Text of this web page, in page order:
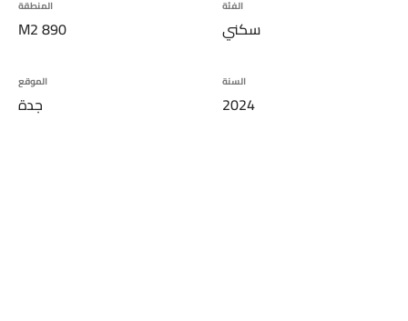
الفئة
سكني
المنطقة
890
M2
السنة
2024
الموقع
جدة